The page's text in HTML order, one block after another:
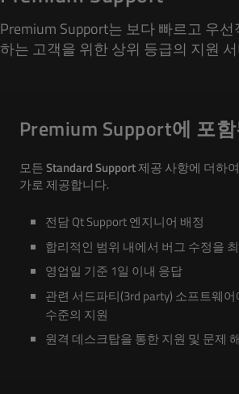
Premium Support는 보다 빠르고 우
하는 고객을 위한 상위 등급의 지원
Premium Support에 포
모든Standard Support제공 사항에 더하
가로 제공합니다.
전담 Qt Support 엔지니어 배정
합리적인 범위 내에서 버그 수정을
영업일 기준 1일 이내 응답
관련 서드파티(3rd party) 소프트웨
수준의 지원
원격 데스크탑을 통한 지원 및 문제